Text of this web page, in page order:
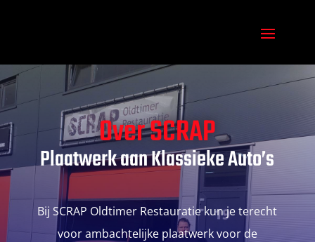
Over SCRAP
Plaatwerk aan Klassieke Auto’s
Bij SCRAP Oldtimer Restauratie kun je terecht
voor ambachtelijke plaatwerk voor de